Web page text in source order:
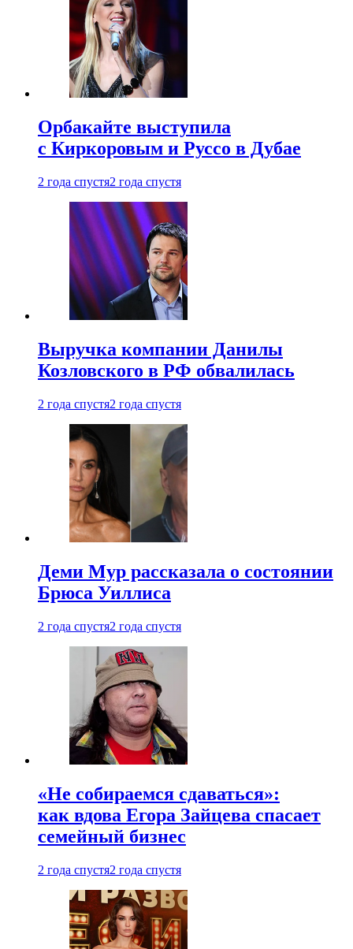
Орбакайте выступила
с Киркоровым и Руссо в Дубае
2 года спустя2 года спустя
Выручка компании Данилы
Козловского в РФ обвалилась
2 года спустя2 года спустя
Деми Мур рассказала о состоянии
Брюса Уиллиса
2 года спустя2 года спустя
«Не собираемся сдаваться»:
как вдова Егора Зайцева спасает
семейный бизнес
2 года спустя2 года спустя